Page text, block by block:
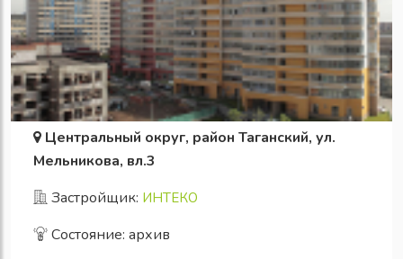
Центральный округ, район Таганский, ул.
Мельникова, вл.3
Застройщик: ИНТЕКО
Состояние: архив